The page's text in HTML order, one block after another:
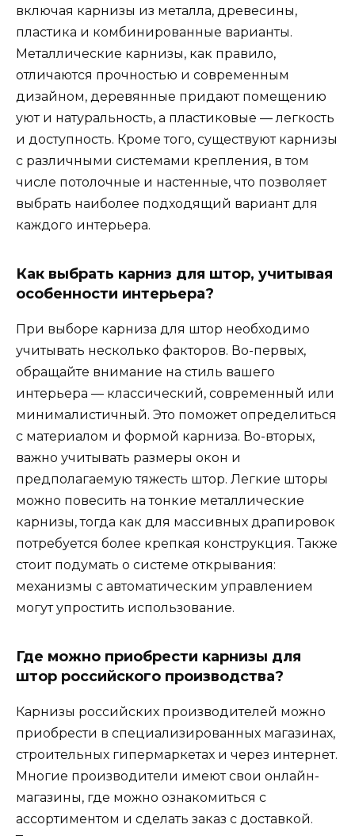
включая карнизы из металла, древесины,
пластика и комбинированные варианты.
Металлические карнизы, как правило,
отличаются прочностью и современным
дизайном, деревянные придают помещению
уют и натуральность, а пластиковые — легкость
и доступность. Кроме того, существуют карнизы
с различными системами крепления, в том
числе потолочные и настенные, что позволяет
выбрать наиболее подходящий вариант для
каждого интерьера.
Как выбрать карниз для штор, учитывая
особенности интерьера?
При выборе карниза для штор необходимо
учитывать несколько факторов. Во-первых,
обращайте внимание на стиль вашего
интерьера — классический, современный или
минималистичный. Это поможет определиться
с материалом и формой карниза. Во-вторых,
важно учитывать размеры окон и
предполагаемую тяжесть штор. Легкие шторы
можно повесить на тонкие металлические
карнизы, тогда как для массивных драпировок
потребуется более крепкая конструкция. Также
стоит подумать о системе открывания:
механизмы с автоматическим управлением
могут упростить использование.
Где можно приобрести карнизы для
штор российского производства?
Карнизы российских производителей можно
приобрести в специализированных магазинах,
строительных гипермаркетах и через интернет.
Многие производители имеют свои онлайн-
магазины, где можно ознакомиться с
ассортиментом и сделать заказ с доставкой.